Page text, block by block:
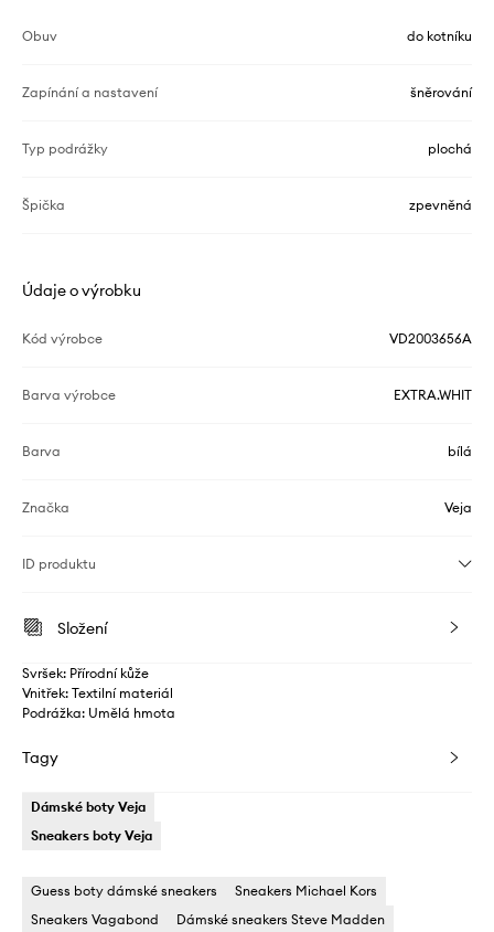
Obuv do kotníku
Zapínání a nastavení šněrování
Typ podrážky plochá
Špička zpevněná
Údaje o výrobku
Kód výrobce VD2003656A
Barva výrobce EXTRA.WHIT
Barva bílá
Značka Veja
ID produktu
Složení
Svršek: Přírodní kůže
Vnitřek: Textilní materiál
Podrážka: Umělá hmota
Tagy
Dámské boty Veja
Sneakers boty Veja
Guess boty dámské sneakers
Sneakers Michael Kors
Sneakers Vagabond
Dámské sneakers Steve Madden